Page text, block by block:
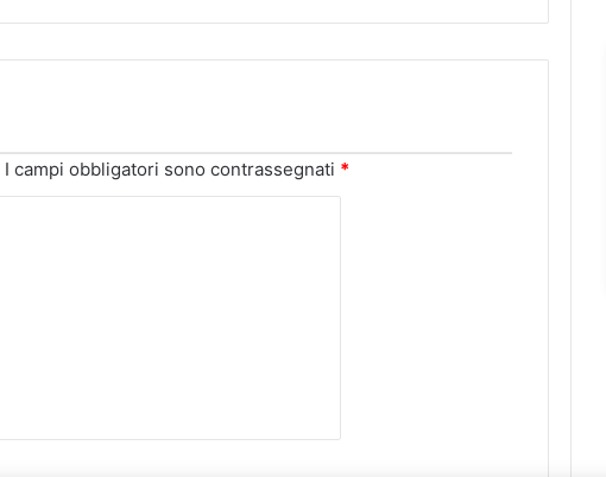
I campi obbligatori sono contrassegnati *